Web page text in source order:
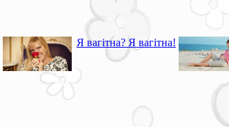
Я вагітна? Я вагітна!